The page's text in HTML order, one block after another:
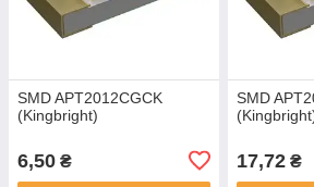
SMD APT2012CGCK
(Kingbright)
6,50 ₴
SMD
17,72₴